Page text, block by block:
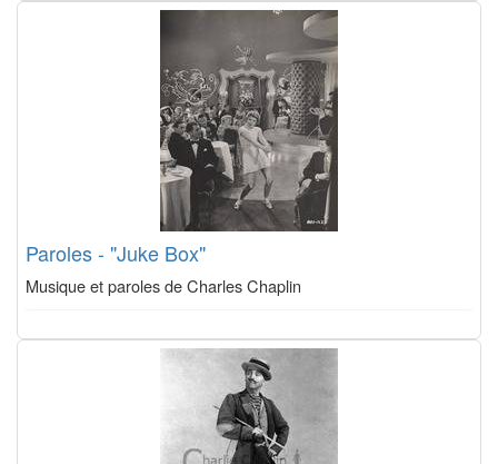
Paroles - "Juke Box"
Musique et paroles de Charles Chaplin